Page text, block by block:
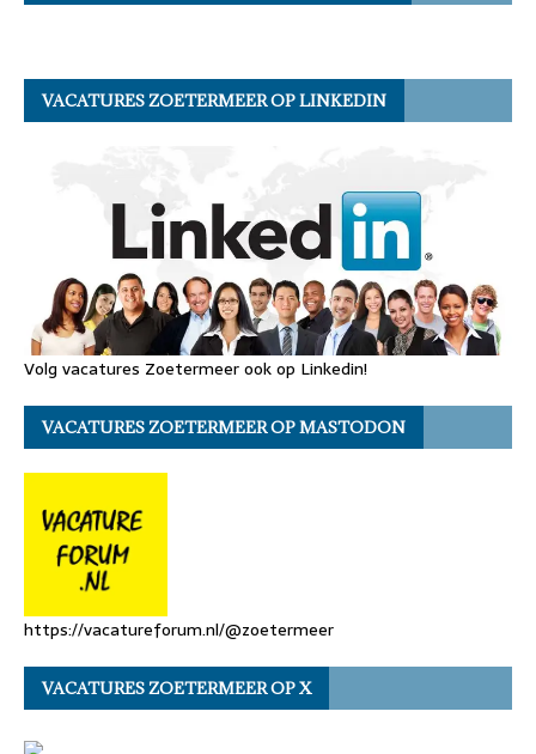
VACATURES ZOETERMEER OP LINKEDIN
Volg vacatures Zoetermeer ook op Linkedin!
VACATURES ZOETERMEER OP MASTODON
https://vacatureforum.nl/@zoetermeer
VACATURES ZOETERMEER OP X